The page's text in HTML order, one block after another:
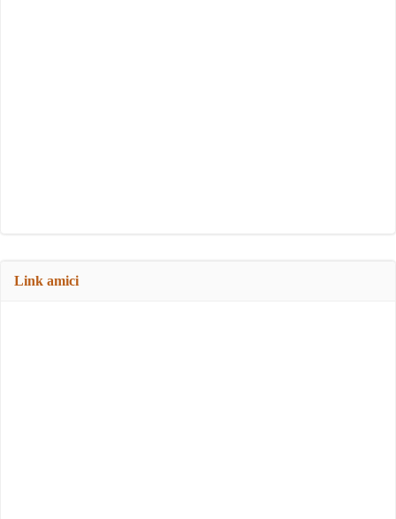
Link amici